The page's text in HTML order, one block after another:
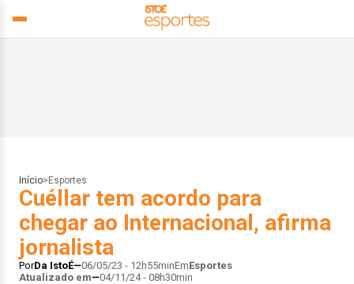
Início> Esportes
Cuéllar tem acordo para
chegar ao Internacional, afirma
jornalista
PorDa IstoÉ 06/05/23 - 12h55minEmEsportes
Atualizado em
04/11/24 - 08h30min